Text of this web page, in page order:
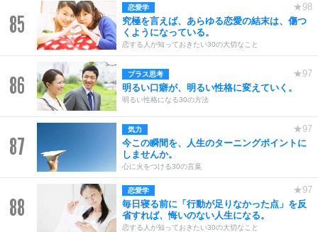
85
恋愛学
★98
究極を言えば、あらゆる恋愛の結末は、傷つ
くようになっている。
恋する人が知っておきたい30の大切なこと
86 プラス思考
★97
明るい口癖が、明るい性格に変えていく。
明るい性格になる30の方法
87
気力
★97
今この瞬間を、人生のターニングポイントに
しませんか。
心に火をつける30の言葉
88
恋愛学
★97
毎日寝る前に「行動が足りなかった点」を反
省すれば、悔いのない人生になる。
恋する人が知っておきたい30の大切なこと